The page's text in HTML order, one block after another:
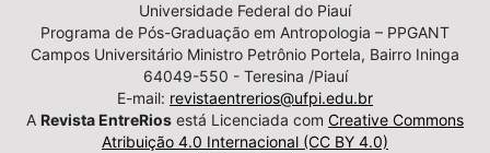
Universidade Federal do Piauí
Programa de Pós-Graduação em Antropologia – PPGANT
Campos Universitário Ministro Petrônio Portela, Bairro Ininga
64049-550 - Teresina /Piauí
E-mail: revistaentrerios@ufpi.edu.br
A Revista EntreRios está Licenciada com Creative Commons
Atribuição 4.0 Internacional (CC BY 4.0)